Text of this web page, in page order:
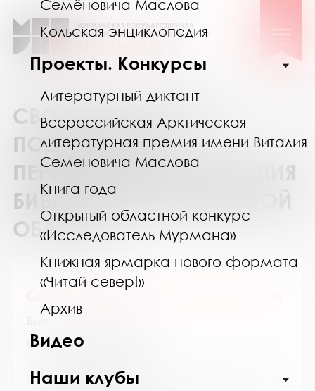
Семёновича Маслова
Кольская энциклопедия
Проекты. Конкурсы
Литературный диктант
Всероссийская Арктическая
литературная премия имени Виталия
Семеновича Маслова
Книга года
Открытый областной конкурс
«Исследователь Мурмана»
Книжная ярмарка нового формата
«Читай север!»
Архив
Видео
Наши клубы
СВОДНЫЙ КАТАЛОГ
ПОДПИСКИ НА
ПЕРИОДИЧЕСКИЕ ИЗДАНИЯ
БИБЛИОТЕК МУРМАНСКОЙ
ОБЛАСТИ
GALA Биография / ГАЛА Биография
Выпуск №12 от 2018 года
Сведения о держателях
Название библиотеки: